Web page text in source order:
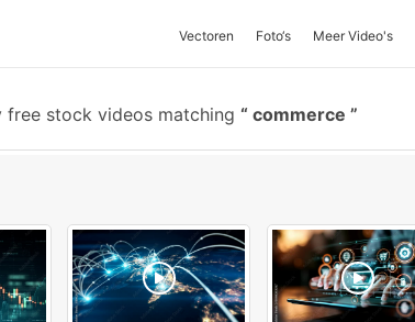
Vectoren Foto‘s Meer Video's
free stock videos matching commerce